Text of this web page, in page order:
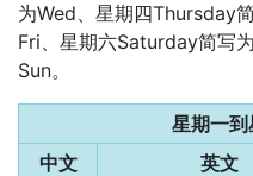
为Wed、星期四Thursday
Fri、星期六Saturday简写
Sun。
星期一
中文
英文